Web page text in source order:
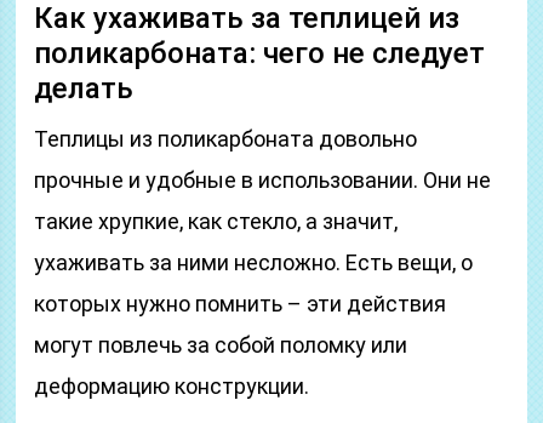
Как ухаживать за теплицей из
поликарбоната: чего не следует
делать
Теплицы из поликарбоната довольно
прочные и удобные в использовании. Они не
такие хрупкие, как стекло, а значит,
ухаживать за ними несложно. Есть вещи, о
которых нужно помнить – эти действия
могут повлечь за собой поломку или
деформацию конструкции.